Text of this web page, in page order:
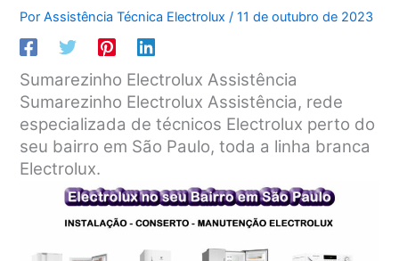
PorAssistência Técnica Electrolux/11 de outubro de 2023
Sumarezinho Electrolux Assistência
Sumarezinho Electrolux Assistência, rede
especializada de técnicos Electrolux perto do
seu bairro em São Paulo, toda a linha branca
Electrolux.